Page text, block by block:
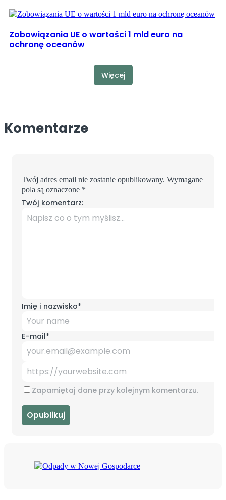
Zobowiązania UE o wartości 1 mld euro na
ochronę oceanów
Więcej
Komentarze
Twój adres email nie zostanie opublikowany. Wymagane
pola są oznaczone *
Twój komentarz:
Imię i nazwisko*
E-mail*
Zapamiętaj dane przy kolejnym komentarzu.